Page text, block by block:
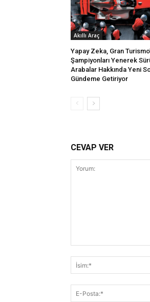
Akıllı Araç
Yapay Zeka, Gran
Şampiyonları Yenerek
Arabalar Hakkında Yeni
Gündeme Getiriyor
CEVAP VER